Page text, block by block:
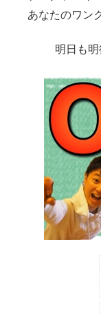
あなたのワン
明日も明